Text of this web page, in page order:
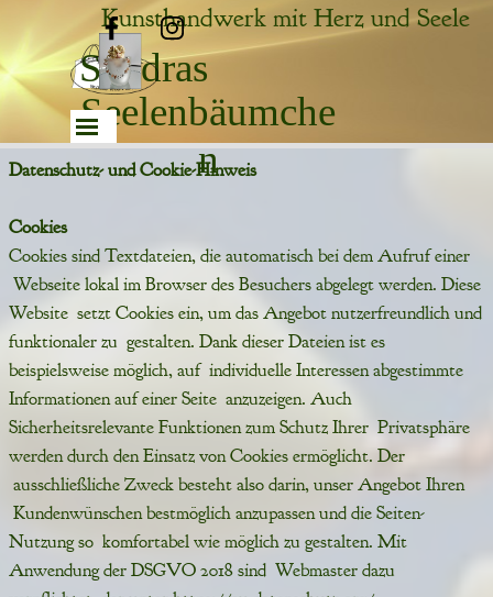
Direkt zum Seiteninhalt
Seelenbäumche
n
Kunsthandwerk mit Herz und Seele
Sandras
Menü überspringen
Datenschutz- und Cookie-Hinweis
Cookies
Cookies sind Textdateien, die automatisch bei dem Aufruf einer
Webseite lokal im Browser des Besuchers abgelegt werden. Diese
Website setzt Cookies ein, um das Angebot nutzerfreundlich und
funktionaler zu gestalten. Dank dieser Dateien ist es
beispielsweise möglich, auf individuelle Interessen abgestimmte
Informationen auf einer Seite anzuzeigen. Auch
Sicherheitsrelevante Funktionen zum Schutz Ihrer Privatsphäre
werden durch den Einsatz von Cookies ermöglicht. Der
ausschließliche Zweck besteht also darin, unser Angebot Ihren
Kundenwünschen bestmöglich anzupassen und die Seiten-
Nutzung so komfortabel wie möglich zu gestalten. Mit
Anwendung der DSGVO 2018 sind Webmaster dazu